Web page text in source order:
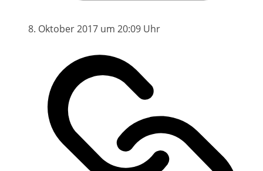
8. Oktober 2017 um 20:09 Uhr